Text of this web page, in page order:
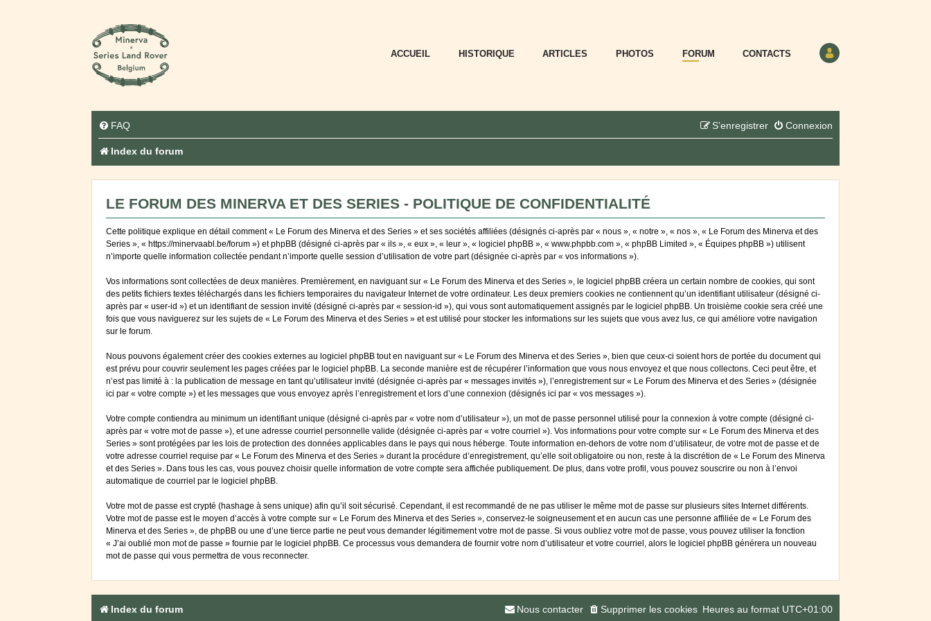
ACCUEIL HISTORIQUE ARTICLES PHOTOS FORUM CONTACTS
FAQ Connexion
S’enregistrer
Index du forum
LE FORUM DES MINERVA ET DES SERIES - POLITIQUE DE CONFIDENTIALITÉ
Cette politique explique en détail comment « Le Forum des Minerva et des Series » et ses sociétés affiliées (désignés ci-après par « nous », « notre », « nos », « Le Forum des Minerva et des
Series », « https://minervaabl.be/forum ») et phpBB (désigné ci-après par « ils », « eux », « leur », « logiciel phpBB », « www.phpbb.com », « phpBB Limited », « Équipes phpBB ») utilisent
n’importe quelle information collectée pendant n’importe quelle session d’utilisation de votre part (désignée ci-après par « vos informations »).
Vos informations sont collectées de deux manières. Premièrement, en naviguant sur « Le Forum des Minerva et des Series », le logiciel phpBB créera un certain nombre de cookies, qui sont
des petits fichiers textes téléchargés dans les fichiers temporaires du navigateur Internet de votre ordinateur. Les deux premiers cookies ne contiennent qu’un identifiant utilisateur (désigné ci-
après par « user-id ») et un identifiant de session invité (désigné ci-après par « session-id »), qui vous sont automatiquement assignés par le logiciel phpBB. Un troisième cookie sera créé une
fois que vous naviguerez sur les sujets de « Le Forum des Minerva et des Series » et est utilisé pour stocker les informations sur les sujets que vous avez lus, ce qui améliore votre navigation
sur le forum.
Nous pouvons également créer des cookies externes au logiciel phpBB tout en naviguant sur « Le Forum des Minerva et des Series », bien que ceux-ci soient hors de portée du document qui
est prévu pour couvrir seulement les pages créées par le logiciel phpBB. La seconde manière est de récupérer l’information que vous nous envoyez et que nous collectons. Ceci peut être, et
n’est pas limité à : la publication de message en tant qu’utilisateur invité (désignée ci-après par « messages invités »), l’enregistrement sur « Le Forum des Minerva et des Series » (désignée
ici par « votre compte ») et les messages que vous envoyez après l’enregistrement et lors d’une connexion (désignés ici par « vos messages »).
Votre compte contiendra au minimum un identifiant unique (désigné ci-après par « votre nom d’utilisateur »), un mot de passe personnel utilisé pour la connexion à votre compte (désigné ci-
après par « votre mot de passe »), et une adresse courriel personnelle valide (désignée ci-après par « votre courriel »). Vos informations pour votre compte sur « Le Forum des Minerva et des
Series » sont protégées par les lois de protection des données applicables dans le pays qui nous héberge. Toute information en-dehors de votre nom d’utilisateur, de votre mot de passe et de
votre adresse courriel requise par « Le Forum des Minerva et des Series » durant la procédure d’enregistrement, qu’elle soit obligatoire ou non, reste à la discrétion de « Le Forum des Minerva
et des Series ». Dans tous les cas, vous pouvez choisir quelle information de votre compte sera affichée publiquement. De plus, dans votre profil, vous pouvez souscrire ou non à l’envoi
automatique de courriel par le logiciel phpBB.
Votre mot de passe est crypté (hashage à sens unique) afin qu’il soit sécurisé. Cependant, il est recommandé de ne pas utiliser le même mot de passe sur plusieurs sites Internet différents.
Votre mot de passe est le moyen d’accès à votre compte sur « Le Forum des Minerva et des Series », conservez-le soigneusement et en aucun cas une personne affiliée de « Le Forum des
Minerva et des Series », de phpBB ou une d’une tierce partie ne peut vous demander légitimement votre mot de passe. Si vous oubliez votre mot de passe, vous pouvez utiliser la fonction
« J’ai oublié mon mot de passe » fournie par le logiciel phpBB. Ce processus vous demandera de fournir votre nom d’utilisateur et votre courriel, alors le logiciel phpBB générera un nouveau
mot de passe qui vous permettra de vous reconnecter.
Index du forum Heures au format UTC+01:00
Supprimer les cookies
Nous contacter